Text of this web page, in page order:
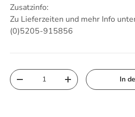
Zusatzinfo:
Zu Lieferzeiten und mehr Info
(0)5205-915856
Anzahl
Menge verringernMenge erhöhen In